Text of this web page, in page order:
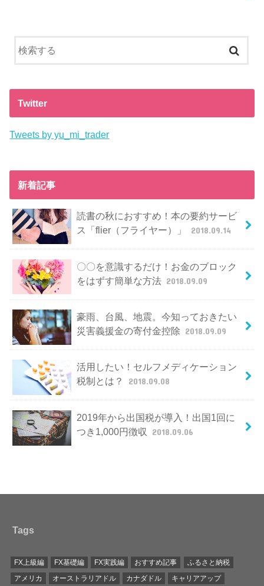
Twitter
Tweets by yu_mi_trader
新着記事
読書の秋におすすめ！本の要約サービ
ス「flier（フライヤー）」
2018.09.14
〇〇を意識するだけ！お金のブロック
をはずす簡単な方法 2018.09.09
豪雨、台風、地震。今知っておきたい
災害義援金の寄付金控除 2018.09.09
活用したい！セルフメディケーション
税制とは？
2018.09.08
2019年から出国税が導入！出国1回に
つき1,000円徴収
2018.09.06
Tags
FX上級編 FX基礎編 FX実践編 おすすめ記事
ふるさと納税
アメリカ
オーストラリアドル カナダドル キャリアアップ